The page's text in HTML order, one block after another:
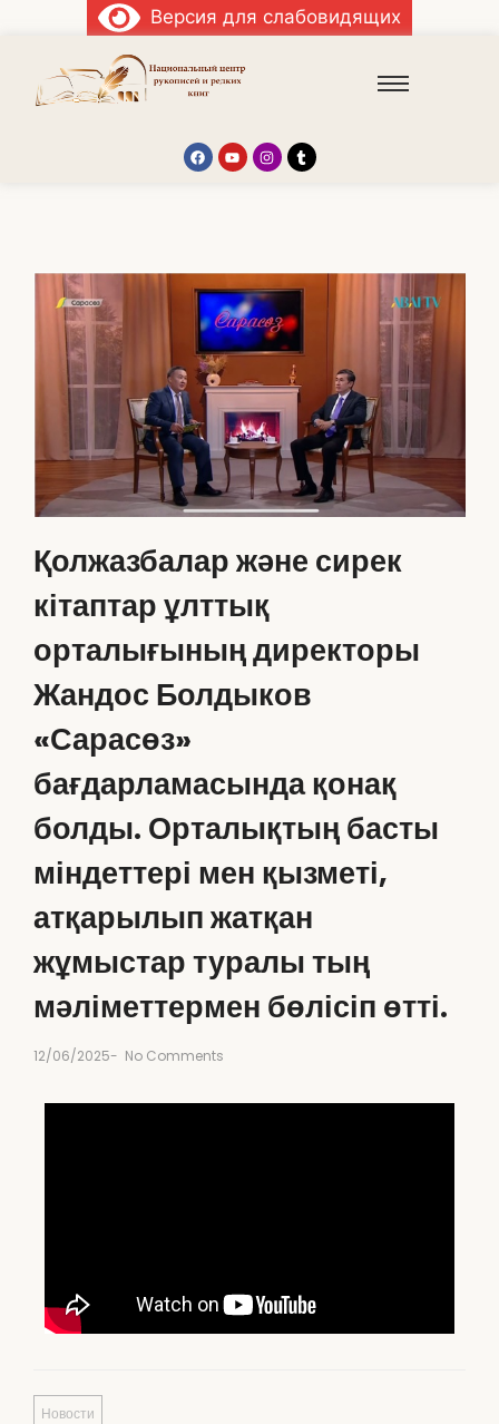
Версия для слабовидящих
Қолжазбалар және сирек
кітаптар ұлттық
орталығының директоры
Жандос Болдыков
«Сарасөз»
бағдарламасында қонақ
болды. Орталықтың басты
міндеттері мен қызметі,
атқарылып жатқан
жұмыстар туралы тың
мәліметтермен бөлісіп өтті.
12/06/2025- No Comments
Новости